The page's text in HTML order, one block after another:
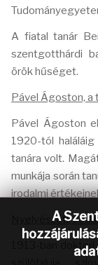
A fiatal tanár
szentgotthárdi
örök hűséget.
Pável Ágoston, a
Pável Ágoston
1920-tól
tanára volt.
munkája során
irodalmi
Nyelvészeti,
1913-ban
A